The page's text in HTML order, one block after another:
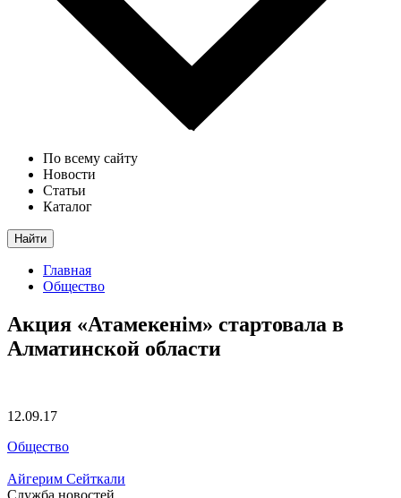
По всему сайту
Новости
Статьи
Каталог
Найти
Главная
Общество
Акция «Атамекенiм» стартовала в
Алматинской области
12.09.17
Общество
Айгерим Сейткали